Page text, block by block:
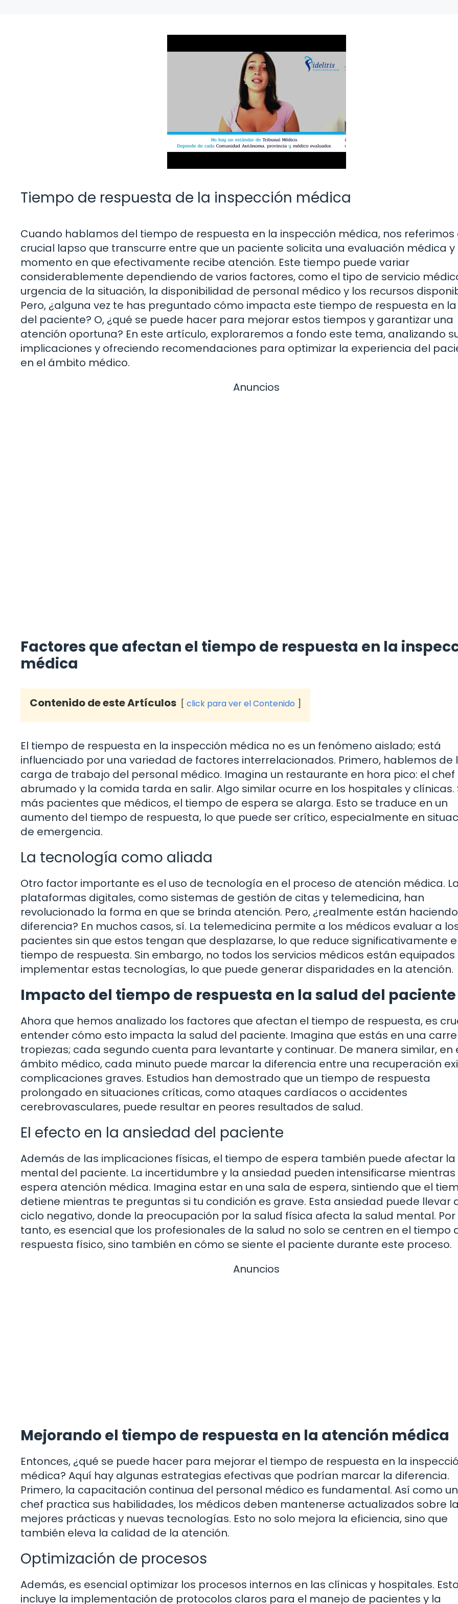
Tiempo de respuesta de la inspección médica
Cuando hablamos del tiempo de respuesta en la inspección médica, nos referimos
crucial lapso que transcurre entre que un paciente solicita una evaluación médica y
momento en que efectivamente recibe atención. Este tiempo puede variar
considerablemente dependiendo de varios factores, como el tipo de servicio
urgencia de la situación, la disponibilidad de personal médico y los recursos
Pero, ¿alguna vez te has preguntado cómo impacta este tiempo de respuesta en
del paciente? O, ¿qué se puede hacer para mejorar estos tiempos y garantizar una
atención oportuna? En este artículo, exploraremos a fondo este tema, analizando
implicaciones y ofreciendo recomendaciones para optimizar la experiencia del
en el ámbito médico.
Anuncios
Factores que afectan el tiempo de respuesta en la
médica
Contenido de este Artículos click para ver el Contenido
El tiempo de respuesta en la inspección médica no es un fenómeno aislado; está
influenciado por una variedad de factores interrelacionados. Primero, hablemos de
carga de trabajo del personal médico. Imagina un restaurante en hora pico: el
abrumado y la comida tarda en salir. Algo similar ocurre en los hospitales y clínicas.
más pacientes que médicos, el tiempo de espera se alarga. Esto se traduce en un
aumento del tiempo de respuesta, lo que puede ser crítico, especialmente en
de emergencia.
La tecnología como aliada
Otro factor importante es el uso de tecnología en el proceso de atención médica.
plataformas digitales, como sistemas de gestión de citas y telemedicina, han
revolucionado la forma en que se brinda atención. Pero, ¿realmente están
diferencia? En muchos casos, sí. La telemedicina permite a los médicos evaluar a
pacientes sin que estos tengan que desplazarse, lo que reduce significativamente
tiempo de respuesta. Sin embargo, no todos los servicios médicos están
implementar estas tecnologías, lo que puede generar disparidades en la atención.
Impacto del tiempo de respuesta en la salud del paciente
Ahora que hemos analizado los factores que afectan el tiempo de respuesta, es
entender cómo esto impacta la salud del paciente. Imagina que estás en una
tropiezas; cada segundo cuenta para levantarte y continuar. De manera similar, en
ámbito médico, cada minuto puede marcar la diferencia entre una recuperación
complicaciones graves. Estudios han demostrado que un tiempo de respuesta
prolongado en situaciones críticas, como ataques cardíacos o accidentes
cerebrovasculares, puede resultar en peores resultados de salud.
El efecto en la ansiedad del paciente
Además de las implicaciones físicas, el tiempo de espera también puede afectar
mental del paciente. La incertidumbre y la ansiedad pueden intensificarse mientras
espera atención médica. Imagina estar en una sala de espera, sintiendo que el
detiene mientras te preguntas si tu condición es grave. Esta ansiedad puede llevar
ciclo negativo, donde la preocupación por la salud física afecta la salud mental. Por
tanto, es esencial que los profesionales de la salud no solo se centren en el tiempo
respuesta físico, sino también en cómo se siente el paciente durante este proceso.
Anuncios
Mejorando el tiempo de respuesta en la atención médica
Entonces, ¿qué se puede hacer para mejorar el tiempo de respuesta en la
médica? Aquí hay algunas estrategias efectivas que podrían marcar la diferencia.
Primero, la capacitación continua del personal médico es fundamental. Así como
chef practica sus habilidades, los médicos deben mantenerse actualizados sobre
mejores prácticas y nuevas tecnologías. Esto no solo mejora la eficiencia, sino que
también eleva la calidad de la atención.
Optimización de procesos
Además, es esencial optimizar los procesos internos en las clínicas y hospitales.
incluye la implementación de protocolos claros para el manejo de pacientes y la